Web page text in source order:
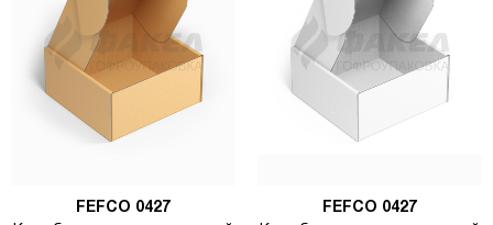
FEFCO 0427
FEFCO 0427